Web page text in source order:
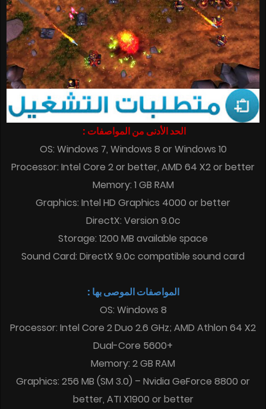
الحد الأدنى من المواصفات :
OS: Windows 7, Windows 8 or Windows 10
Processor: Intel Core 2 or better, AMD 64 X2 or better
Memory: 1 GB RAM
Graphics: Intel HD Graphics 4000 or better
DirectX: Version 9.0c
Storage: 1200 MB available space
Sound Card: DirectX 9.0c compatible sound card
المواصفات الموصى بها :
OS: Windows 8
Processor: Intel Core 2 Duo 2.6 GHz; AMD Athlon 64 X2
Dual-Core 5600+
Memory: 2 GB RAM
Graphics: 256 MB (SM 3.0) – Nvidia GeForce 8800 or
better, ATI X1900 or better